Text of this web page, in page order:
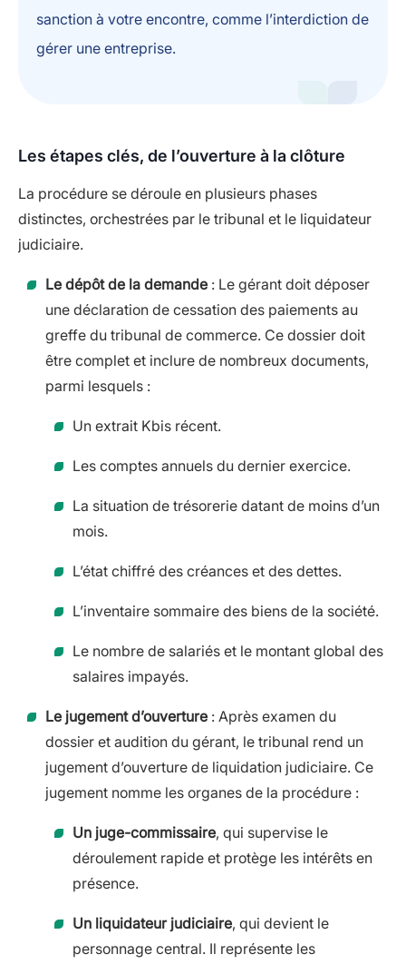
sanction à votre encontre, comme l’interdiction de
gérer une entreprise.
Les étapes clés, de l’ouverture à la clôture
La procédure se déroule en plusieurs phases
distinctes, orchestrées par le tribunal et le liquidateur
judiciaire.
Le dépôt de la demande : Le gérant doit déposer
une déclaration de cessation des paiements au
greffe du tribunal de commerce. Ce dossier doit
être complet et inclure de nombreux documents,
parmi lesquels :
Un extrait Kbis récent.
Les comptes annuels du dernier exercice.
La situation de trésorerie datant de moins d’un
mois.
L’état chiffré des créances et des dettes.
L’inventaire sommaire des biens de la société.
Le nombre de salariés et le montant global des
salaires impayés.
Le jugement d’ouverture : Après examen du
dossier et audition du gérant, le tribunal rend un
jugement d’ouverture de liquidation judiciaire. Ce
jugement nomme les organes de la procédure :
Un juge-commissaire, qui supervise le
déroulement rapide et protège les intérêts en
présence.
Un liquidateur judiciaire, qui devient le
personnage central. Il représente les